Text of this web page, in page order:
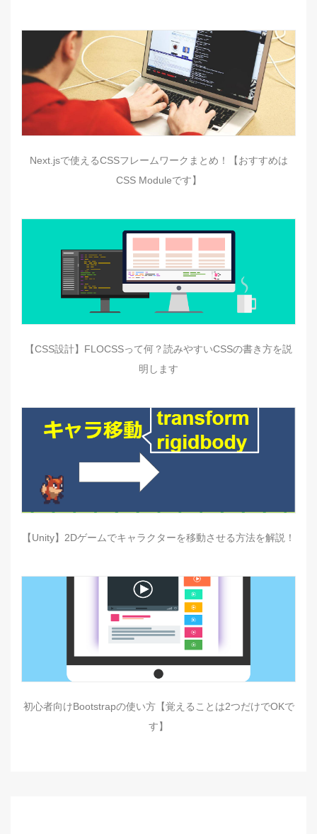
Next.jsで使えるCSSフレームワークまとめ！【おすすめは
CSS Moduleです】
【CSS設計】FLOCSSって何？読みやすいCSSの書き方を説
明します
【Unity】2Dゲームでキャラクターを移動させる方法を解説！
初心者向けBootstrapの使い方【覚えることは2つだけでOKで
す】